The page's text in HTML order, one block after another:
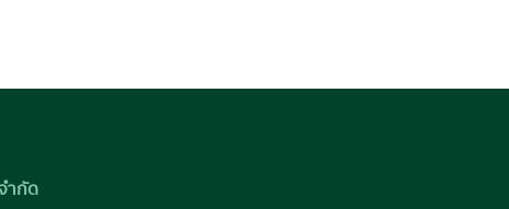
ำกัด